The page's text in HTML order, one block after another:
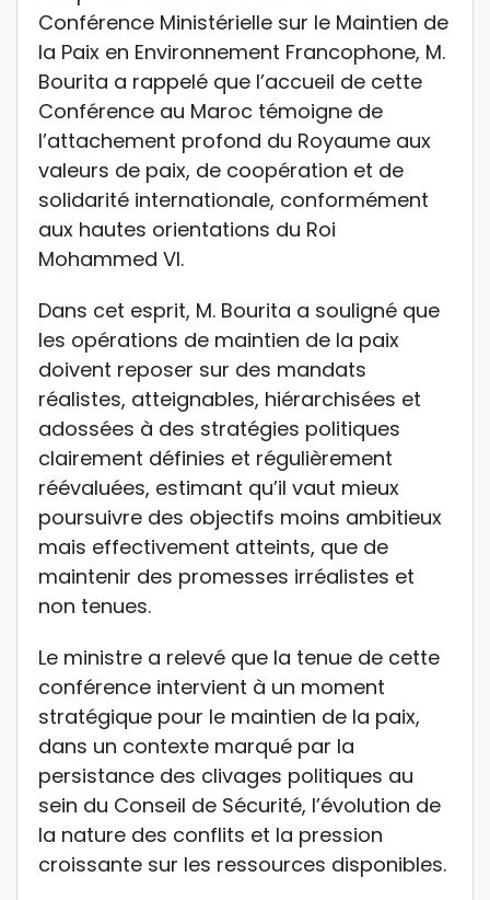
Conférence Ministérielle sur le Maintien de
la Paix en Environnement Francophone, M.
Bourita a rappelé que l’accueil de cette
Conférence au Maroc témoigne de
l’attachement profond du Royaume aux
valeurs de paix, de coopération et de
solidarité internationale, conformément
aux hautes orientations du Roi
Mohammed VI.
Dans cet esprit, M. Bourita a souligné que
les opérations de maintien de la paix
doivent reposer sur des mandats
réalistes, atteignables, hiérarchisées et
adossées à des stratégies politiques
clairement définies et régulièrement
réévaluées, estimant qu’il vaut mieux
poursuivre des objectifs moins ambitieux
mais effectivement atteints, que de
maintenir des promesses irréalistes et
non tenues.
Le ministre a relevé que la tenue de cette
conférence intervient à un moment
stratégique pour le maintien de la paix,
dans un contexte marqué par la
persistance des clivages politiques au
sein du Conseil de Sécurité, l’évolution de
la nature des conflits et la pression
croissante sur les ressources disponibles.